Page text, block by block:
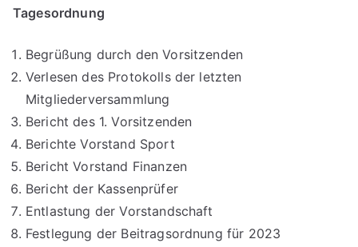
Tagesordnung
Begrüßung durch den Vorsitzenden
Verlesen des Protokolls der letzten
Mitgliederversammlung
Bericht des 1. Vorsitzenden
Berichte Vorstand Sport
Bericht Vorstand Finanzen
Bericht der Kassenprüfer
Entlastung der Vorstandschaft
Festlegung der Beitragsordnung für 2023